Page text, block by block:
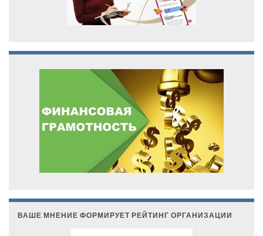
ВАШЕ МНЕНИЕ ФОРМИРУЕТ РЕЙТИНГ ОРГАНИЗАЦИИ